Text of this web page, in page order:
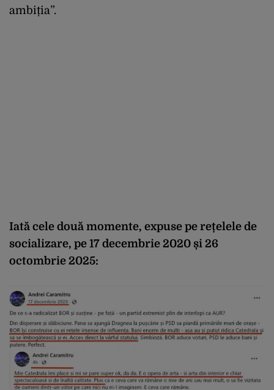
ambiția”.
Iată cele două momente, expuse pe rețelele de
socializare, pe 17 decembrie 2020 și 26
octombrie 2025: